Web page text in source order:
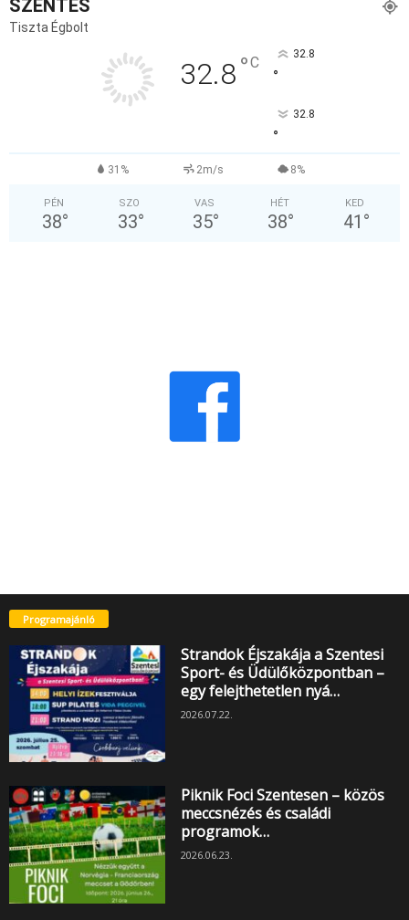
SZENTES
Tiszta Égbolt
32.8°C 32.8
°
32.8
°
31% 2m/s 8%
PÉN
38°
SZO
33°
VAS
35°
HÉT
38°
KED
41 °
Programajánló
Strandok Éjszakája a Szentesi
Sport- és Üdülőközpontban –
egy felejthetetlen nyá…
2026.07.22.
Piknik Foci Szentesen – közös
meccsnézés és családi
programok…
2026.06.23.